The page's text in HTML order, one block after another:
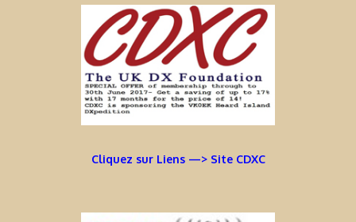
Cliquez sur Liens —> Site CDXC